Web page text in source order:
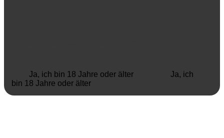
Ja, ich bin 18 Jahre oder älter
Ja, ich
bin 18 Jahre oder älter